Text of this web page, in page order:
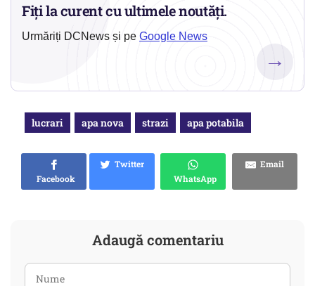
Fiți la curent cu ultimele noutăți.
Urmăriți DCNews și pe Google News
→
lucrari apa nova strazi apa potabila
Facebook
Twitter
WhatsApp
Email
Adaugă comentariu